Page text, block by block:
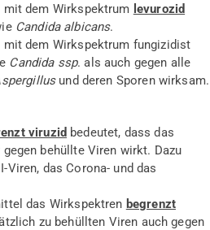
dem Wirkspektrum levurozid
Candida albicans.
dem Wirkspektrum fungizidist
Candida ssp. als auch gegen alle
und deren Sporen wirksam.
viruzid bedeutet, dass das
behüllte Viren wirkt. Dazu
Viren, das Corona- und das
das Wirkspektren begrenzt
zu behüllten Viren auch gegen